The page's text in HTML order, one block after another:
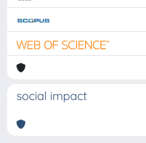
social impact